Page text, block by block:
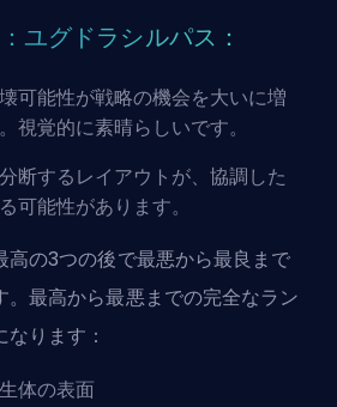
ユグドラシルパス：
可能性が戦略の機会を大いに増
視覚的に素晴らしいです。
断するレイアウトが、協調した
可能性があります。
高の3つの後で最悪から最良まで
。最高から最悪までの完全なラン
ります：
体の表面